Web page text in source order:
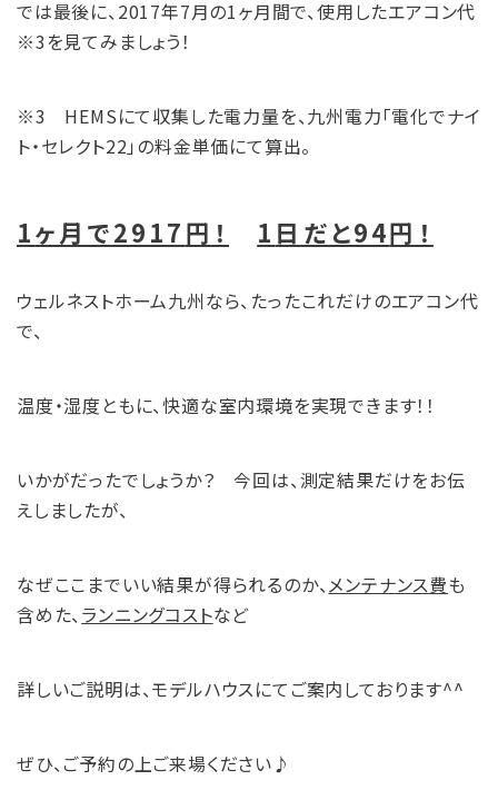
では最後に、2017年7月の1ヶ月間で、使用したエアコン代
※3を見てみましょう！
※3 HEMSにて収集した電力量を、九州電力「電化でナイ
ト・セレクト22」の料金単価にて算出。
1ヶ月で2917円！ 1 日だと94円！
ウェルネストホーム九州なら、たったこれだけのエアコン代
で、
温度・湿度ともに、快適な室内環境を実現できます！！
いかがだったでしょうか？ 今回は、測定結果だけをお伝
えしましたが、
なぜここまでいい結果が得られるのか、メンテナンス費も
含めた、ランニングコストなど
詳しいご説明は、モデルハウスにてご案内しております^^
ぜひ、ご予約の上ご来場ください♪